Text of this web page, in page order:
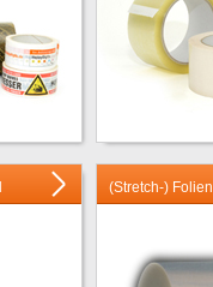
(Stretch-) Folien